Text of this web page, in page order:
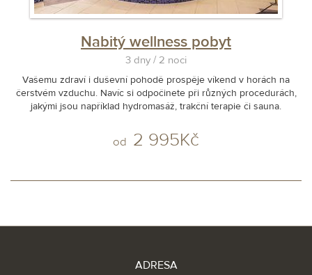
Nabitý wellness pobyt
3 dny / 2 noci
Vašemu zdraví i duševní pohodě prospěje víkend v horách na
čerstvém vzduchu. Navíc si odpočinete při různých procedurách,
jakými jsou například hydromasáž, trakční terapie či sauna.
od 2 995Kč
ADRESA